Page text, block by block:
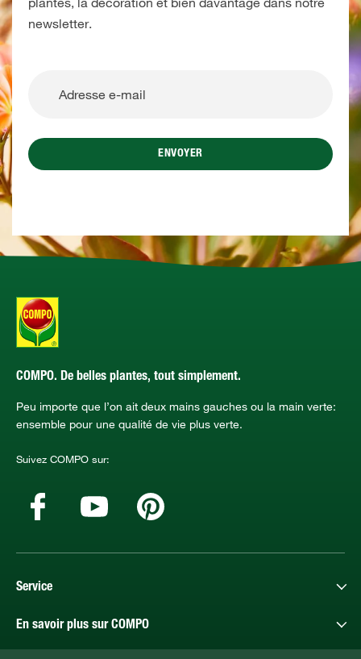
newsletter.
ENVOYER
COMPO. De belles plantes, tout simplement.
Peu importe que l’on ait deux mains gauches ou la main verte:
ensemble pour une qualité de vie plus verte.
Suivez COMPO sur:
Service
En savoir plus sur COMPO